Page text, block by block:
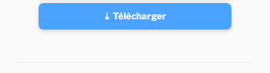
⤓ Télécharger